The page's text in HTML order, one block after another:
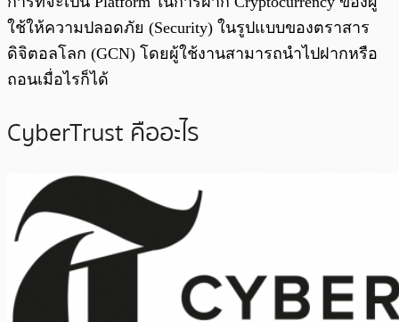
ใช้ให้ความปลอดภัย (Security) ในรูปแบบของตราสาร
ดิจิตอลโลก (GCN) โดยผู้ใช้งานสามารถนำไปฝากหรือ
ถอนเมื่อไรก็ได้
CyberTrust คืออะไร